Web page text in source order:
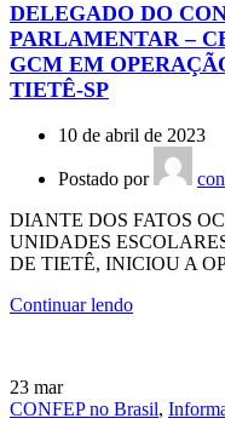
DELEGADO DO
PARLAMENTAR –
GCM EM
TIETÊ-SP
10 de abril de 2023
Postado por
DIANTE DOS FATOS
UNIDADES
DE TIETÊ, INICIOU A
Continuar lendo
23 mar
CONFEP no Brasil,